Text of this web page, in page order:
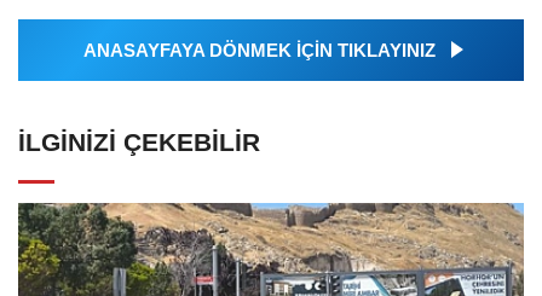
ANASAYFAYA DÖNMEK İÇİN TIKLAYINIZ
İLGINIZI ÇEKEBILIR